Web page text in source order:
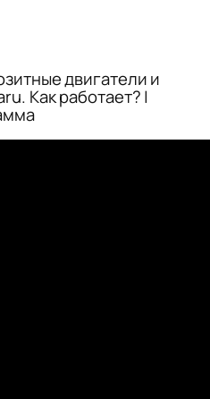
двигатели и
Как работает? |